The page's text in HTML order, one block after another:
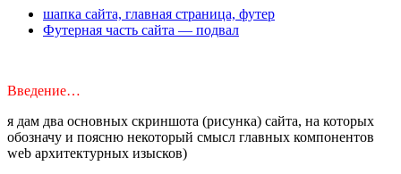
шапка сайта, главная страница, футер
Футерная часть сайта — подвал
Введение…
я дам два основных скриншота (рисунка) сайта, на которых
обозначу и поясню некоторый смысл главных компонентов
web архитектурных изысков)